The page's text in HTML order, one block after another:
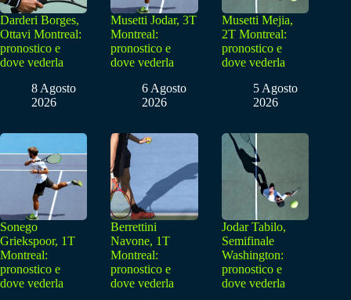
Darderi Borges,
Ottavi Montreal:
pronostico e
dove vederla
8 Agosto
2026
Musetti Jodar, 3T
Montreal:
pronostico e
dove vederla
6 Agosto
2026
Musetti Mejia,
2T Montreal:
pronostico e
dove vederla
5 Agosto
2026
Sonego
Griekspoor, 1T
Montreal:
pronostico e
dove vederla
Berrettini
Navone, 1T
Montreal:
pronostico e
dove vederla
Jodar Tabilo,
Semifinale
Washington:
pronostico e
dove vederla